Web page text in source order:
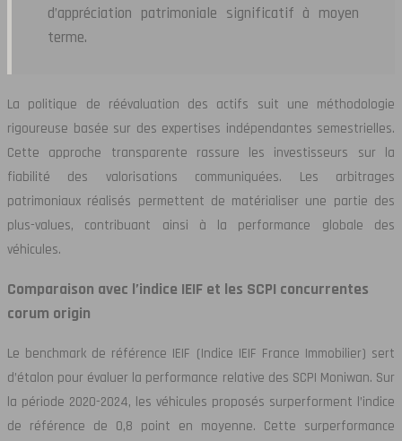
d’appréciation patrimoniale significatif à moyen
terme.
La politique de réévaluation des actifs suit une méthodologie
rigoureuse basée sur des expertises indépendantes semestrielles.
Cette approche transparente rassure les investisseurs sur la
fiabilité des valorisations communiquées. Les arbitrages
patrimoniaux réalisés permettent de matérialiser une partie des
plus-values, contribuant ainsi à la performance globale des
véhicules.
Comparaison avec l’indice IEIF et les SCPI concurrentes
corum origin
Le benchmark de référence IEIF (Indice IEIF France Immobilier) sert
d’étalon pour évaluer la performance relative des SCPI Moniwan. Sur
la période 2020-2024, les véhicules proposés surperforment l’indice
de référence de 0,8 point en moyenne. Cette surperformance